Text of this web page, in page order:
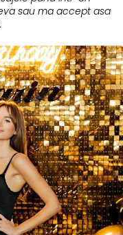
sau ma accept asa